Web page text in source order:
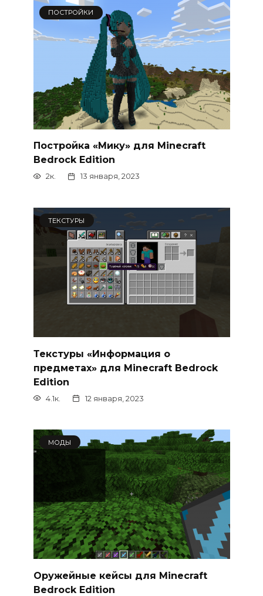
ПОСТРОЙКИ
Постройка «Мику» для Minecraft
Bedrock Edition
2к. 13 января, 2023
ТЕКСТУРЫ
Текстуры «Информация о
предметах» для Minecraft Bedrock
Edition
4.1к. 12 января, 2023
МОДЫ
Оружейные кейсы для Minecraft
Bedrock Edition